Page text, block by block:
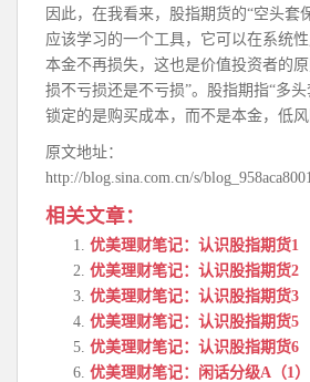
因此，在我看来，股指期货的“空头套
应该学习的一个工具，它可以在系统
本金不再损失，这也是价值投资者的
损不亏损还是不亏损”。股指期指“多
锁定的是购买成本，而不是本金，低风
原文地址：
http://blog.sina.com.cn/s/
相关文章：
优美理财笔记：认识股指期货1
优美理财笔记：认识股指期货2
优美理财笔记：认识股指期货3
优美理财笔记：认识股指期货5
优美理财笔记：认识股指期货6
优美理财笔记：闲话分级A（1）